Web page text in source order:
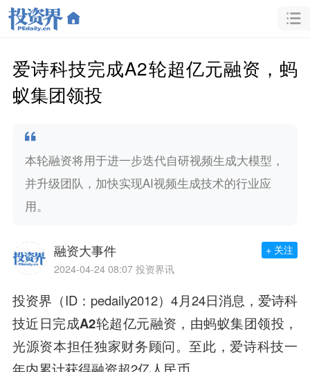
爱诗科技完成A2轮超亿元融资，蚂
蚁集团领投
本轮融资将用于进一步迭代自研视频生成大模型，
并升级团队，加快实现AI视频生成技术的行业应
用。
融资大事件
2024-04-24 08:07 投资界讯
+ 关注
投资界（ID：pedaily2012）4月24日消息，爱诗科
技近日完成A2轮超亿元融资 ，由蚂蚁集团领投 ，
光源资本担任独家财务顾问。至此，爱诗科技一